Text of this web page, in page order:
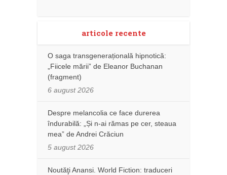
articole recente
O saga transgenerațională hipnotică:
„Fiicele mării” de Eleanor Buchanan
(fragment)
6 august 2026
Despre melancolia ce face durerea
îndurabilă: „Și n-ai rămas pe cer, steaua
mea” de Andrei Crăciun
5 august 2026
Noutăţi Anansi. World Fiction: traduceri